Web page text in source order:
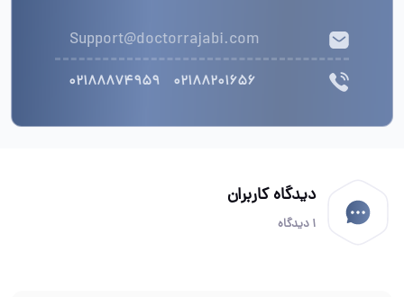
Support@doctorrajabi.com
02188201656
02188874959
دیدگاه کاربران
1 دیدگاه